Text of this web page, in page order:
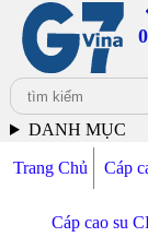
DANH MỤC
Trang Chủ Cáp
Cáp cao su